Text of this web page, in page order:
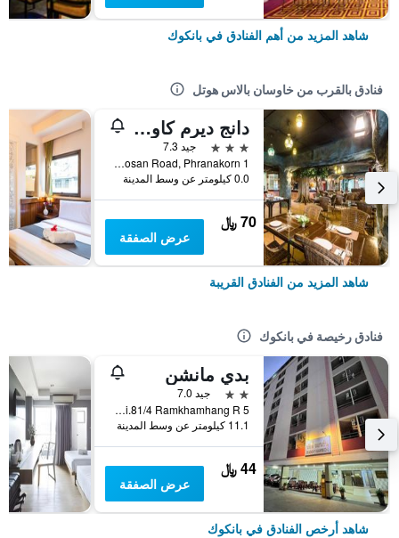
شاهد المزيد من أهم الفنادق في بانكوك
فنادق بالقرب من خاوسان بالاس هوتل
دانج ديرم كاوسان
3 نجوم
جيد 7.3
1 Khaosan Road, Phranakorn, بانكوك, تايلاند
0.0 كيلومتر عن وسط المدينة
70 ﷼
عرض الصفقة
شاهد المزيد من الفنادق القريبة
فنادق رخيصة في بانكوك
بدي مانشن
2 نجمتين
جيد 7.0
5 Soi.81/4 Ramkhamhang R., بانكوك, تايلاند
11.1 كيلومتر عن وسط المدينة
44 ﷼
عرض الصفقة
شاهد أرخص الفنادق في بانكوك